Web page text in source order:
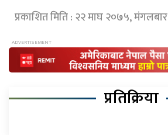
प्रकाशित मिति : २२ माघ २०७५,
प्रतिक्रिया